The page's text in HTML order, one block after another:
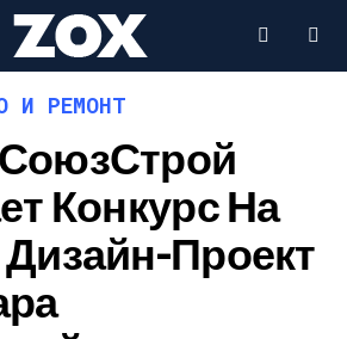
И РЕМОНТ
Конкурс На
Проект